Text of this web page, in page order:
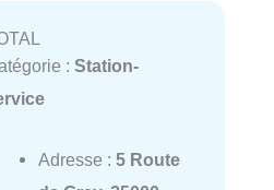
: Station-
Adresse : 5 Route